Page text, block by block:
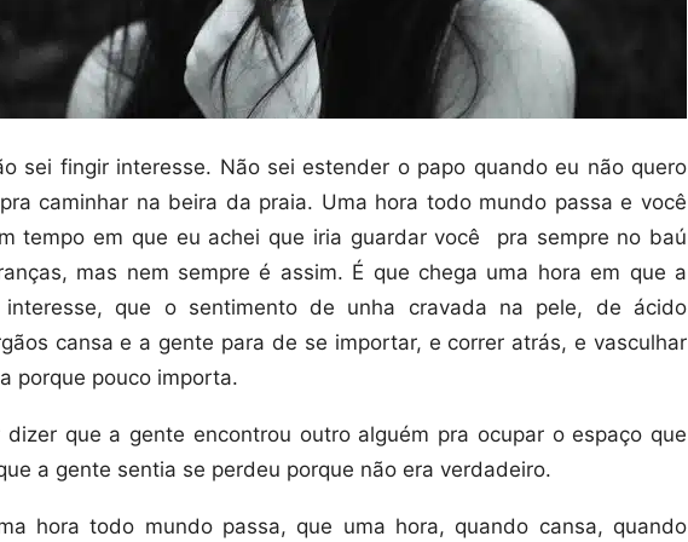
sei fingir interesse. Não sei estender o papo quando eu não quero
caminhar na beira da praia. Uma hora todo mundo passa e você
tempo em que eu achei que iria guardar você pra sempre no baú
mas nem sempre é assim. É que chega uma hora em que a
que o sentimento de unha cravada na pele, de ácido
cansa e a gente para de se importar, e correr atrás, e vasculhar
porque pouco importa.
dizer que a gente encontrou outro alguém pra ocupar o espaço que
a gente sentia se perdeu porque não era verdadeiro.
hora todo mundo passa, que uma hora, quando cansa, quando